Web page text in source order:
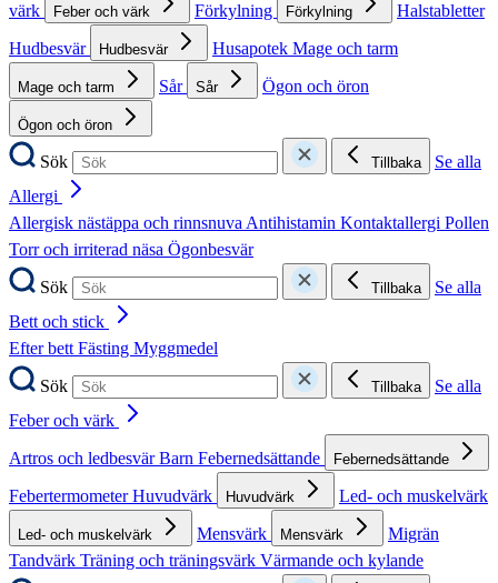
värk
Feber och värk Förkylning Förkylning
Halstabletter
Hudbesvär
Hudbesvär Husapotek Mage och tarm
Mage och tarm Sår Sår Ögon och öron
Ögon och öron
Sök Tillbaka
Se alla
Allergi
Allergisk nästäppa och rinnsnuvaAntihistamin Kontaktallergi Pollen
Torr och irriterad näsa Ögonbesvär
Sök
Tillbaka
Se alla
Bett och stick
Efter bettFästing Myggmedel
Sök
Tillbaka
Se alla
Feber och värk
Artros och ledbesvärBarn Febernedsättande Febernedsättande
FebertermometerHuvudvärk Huvudvärk Led- och muskelvärk
Led- och muskelvärk Mensvärk Mensvärk
Migrän
Tandvärk Träning och träningsvärk Värmande och kylande